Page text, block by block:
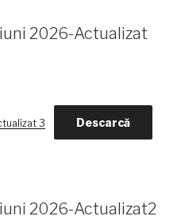
2026-Actualizat
3 Descarcă
2026-Actualizat2